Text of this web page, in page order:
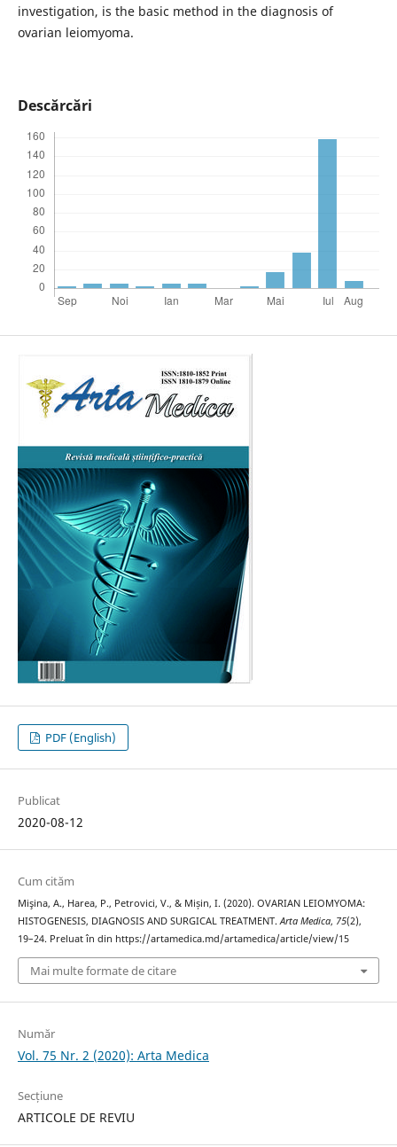
investigation, is the basic method in the diagnosis of
ovarian leiomyoma.
Descărcări
PDF (English)
Publicat
2020-08-12
Cum cităm
Mişina, A., Harea, P., Petrovici, V., & Mișin, I. (2020). OVARIAN LEIOMYOMA:
HISTOGENESIS, DIAGNOSIS AND SURGICAL TREATMENT.Arta Medica, 75(2),
19–24. Preluat în din https://artamedica.md/artamedica/article/view/15
Mai multe formate de citare
Număr
Vol. 75 Nr. 2 (2020): Arta Medica
Secțiune
ARTICOLE DE REVIU